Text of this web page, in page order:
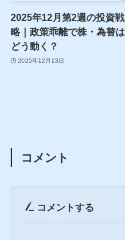
2025年12月第2週の投資戦
略｜政策乖離で株・為替は
どう動く？
2025年12月13日
コメント
コメントする